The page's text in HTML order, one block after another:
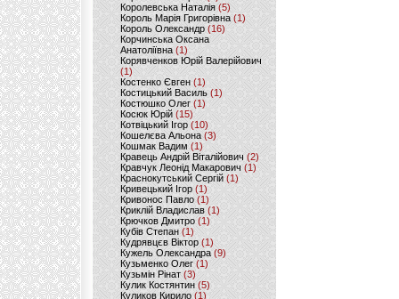
Королевська Наталія(5)
Король Марія Григорівна (1)
Король Олександр (16)
Корчинська Оксана
Анатоліївна (1)
Корявченков Юрій Валерійович
(1)
Костенко Євген (1)
Костицький Василь (1)
Костюшко Олег (1)
Косюк Юрій (15)
Котвіцький Ігор (10)
Кошелєва Альона(3)
Кошмак Вадим (1)
Кравець Андрій Віталійович (2)
Кравчук Леонід Макарович (1)
Краснокутський Сергій (1)
Кривецький Ігор (1)
Кривонос Павло (1)
Криклій Владислав (1)
Крючков Дмитро(1)
Кубів Степан(1)
Кудрявцєв Віктор (1)
Кужель Олександра (9)
Кузьменко Олег (1)
Кузьмін Рінат(3)
Кулик Костянтин(5)
Куликов Кирило (1)